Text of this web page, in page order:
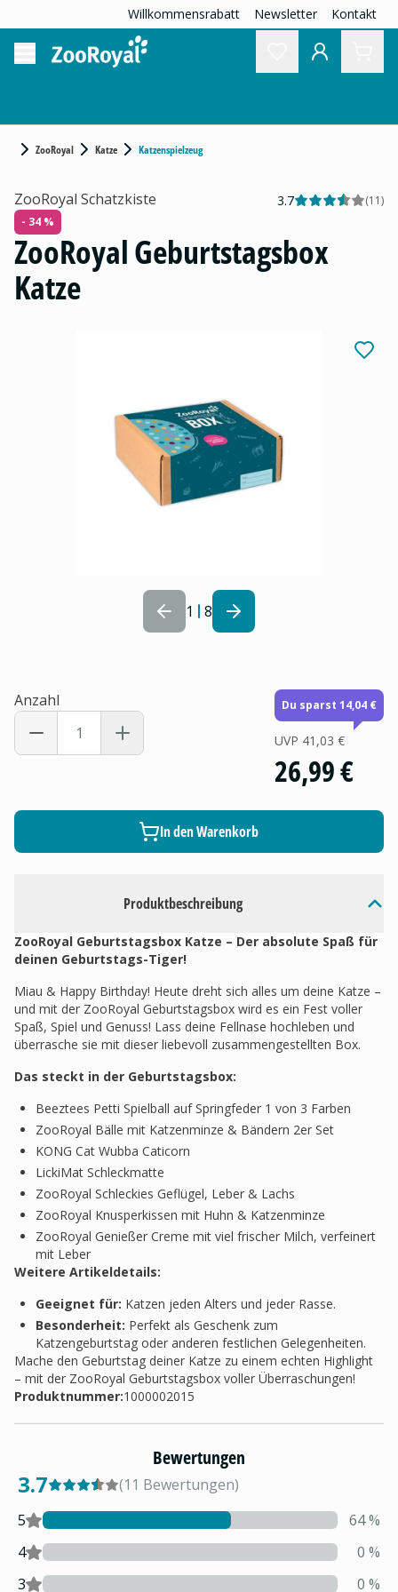
Willkommensrabatt Newsletter Kontakt
ZooRoyal Katze Katzenspielzeug
1 8
Produktbeschreibung
ZooRoyal Geburtstagsbox Katze – Der absolute Spaß für
deinen Geburtstags-Tiger!
Miau & Happy Birthday! Heute dreht sich alles um deine Katze –
und mit der ZooRoyal Geburtstagsbox wird es ein Fest voller
Spaß, Spiel und Genuss! Lass deine Fellnase hochleben und
überrasche sie mit dieser liebevoll zusammengestellten Box.
Das steckt in der Geburtstagsbox:
Beeztees Petti Spielball auf Springfeder 1 von 3 Farben
ZooRoyal Bälle mit Katzenminze & Bändern 2er Set
KONG Cat Wubba Caticorn
LickiMat Schleckmatte
ZooRoyal Schleckies Geflügel, Leber & Lachs
ZooRoyal Knusperkissen mit Huhn & Katzenminze
ZooRoyal Genießer Creme mit viel frischer Milch, verfeinert
mit Leber
Weitere Artikeldetails:
Geeignet für: Katzen jeden Alters und jeder Rasse.
Besonderheit: Perfekt als Geschenk zum
Katzengeburtstag oder anderen festlichen Gelegenheiten.
Mache den Geburtstag deiner Katze zu einem echten Highlight
– mit der ZooRoyal Geburtstagsbox voller Überraschungen!
Produktnummer:1000002015
ZooRoyal Schatzkiste 3.7 (11)
- 34 %
ZooRoyal Geburtstagsbox
Katze
Anzahl Du sparst 14,04 €
UVP 41,03 €
26,99 €
In den Warenkorb
Bewertungen
3.7 (11 Bewertungen)
5
64%
4
0 %
3
0 %